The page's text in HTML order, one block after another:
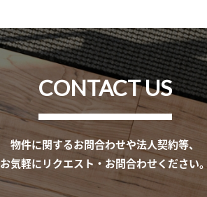
CONTACT US
物件に関するお問合わせや法人契約等、
お気軽にリクエスト・お問合わせください。